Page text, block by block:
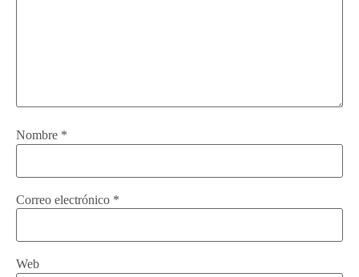
Nombre *
Correo electrónico *
Web